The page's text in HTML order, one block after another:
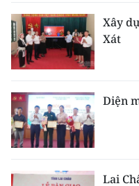
Xây
Xát
Diện
Lai